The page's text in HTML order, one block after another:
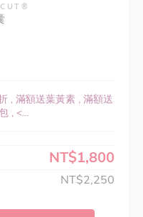
, 滿額送葉黃素 , 滿額送
, <...
NT$1,800
NT$2,250